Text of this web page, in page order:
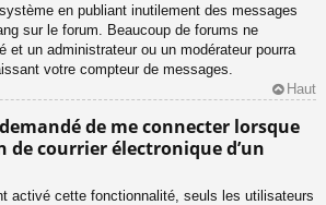
en publiant inutilement des messages
sur le forum. Beaucoup de forums ne
et un administrateur ou un modérateur pourra
votre compteur de messages.
Haut
de me connecter lorsque
de courrier électronique d’un
activé cette fonctionnalité, seuls les utilisateurs